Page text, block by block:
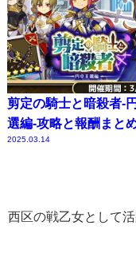
剪定の騎士と暗殺者-
選編-攻略と報酬まと
2025.03.14
西区の戦乙女として